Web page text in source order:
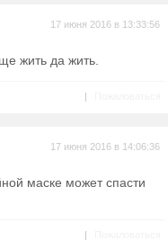
17 июня 2016 в 13:33:56
жить да жить.
|
17 июня 2016 в 14:06:36
маске может спасти
|